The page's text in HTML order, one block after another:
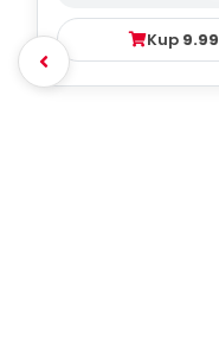
Kup 9.99